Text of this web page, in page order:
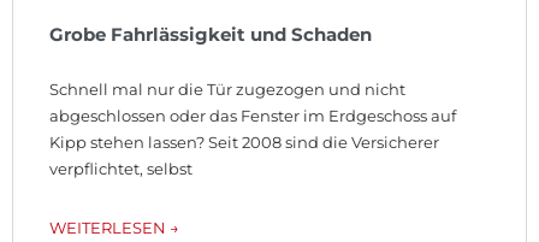
Grobe Fahrlässigkeit und Schaden
Schnell mal nur die Tür zugezogen und nicht
abgeschlossen oder das Fenster im Erdgeschoss auf
Kipp stehen lassen? Seit 2008 sind die Versicherer
verpflichtet, selbst
WEITERLESEN →